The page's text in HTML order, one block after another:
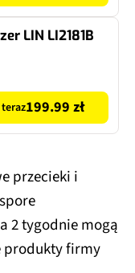
LIN LI2181B
199.99 zł
przecieki i
2 tygodnie mogą
produkty firmy